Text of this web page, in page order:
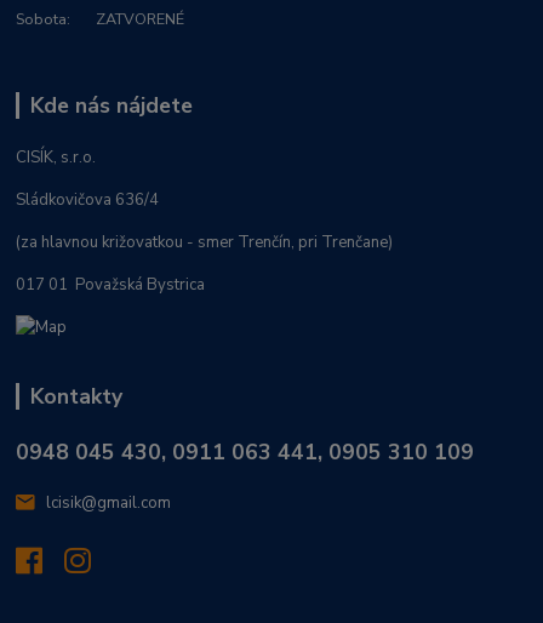
Sobota: ZATVORENÉ
Kde nás nájdete
CISÍK, s.r.o.
Sládkovičova 636/4
(za hlavnou križovatkou - smer Trenčín, pri Trenčane)
017 01 Považská Bystrica
Kontakty
0948 045 430, 0911 063 441, 0905 310 109
lcisik@gmail.com